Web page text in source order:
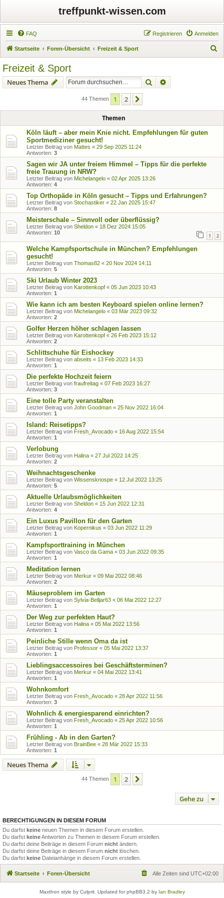
treffpunkt-wissen.com
FAQ Anmelden
Registrieren
Startseite Foren-Übersicht Freizeit & Sport
Freizeit & Sport
Neues Thema Suche
44 Themen 1 2
Themen
Köln läuft – aber mein Knie nicht. Empfehlungen für guten
Sportmediziner gesucht!
Letzter Beitrag von Mattes « 29 Sep 2025 11:24
Antworten: 3
Sagen wir JA unter freiem Himmel – Tipps für die perfekte
freie Trauung in NRW?
Letzter Beitrag von Michelangelo « 02 Apr 2025 13:26
Antworten: 4
Top Orthopäde in Köln gesucht – Tipps und Erfahrungen?
Letzter Beitrag von Stochastiker « 22 Jan 2025 15:47
Antworten: 8
Meisterschale – Sinnvoll oder überflüssig?
Letzter Beitrag von Sheldon « 18 Dez 2024 15:05
Antworten: 10 1 2
Welche Kampfsportschule in München? Empfehlungen
gesucht!
Letzter Beitrag von Thomas82 « 20 Nov 2024 14:11
Antworten: 5
Ski Urlaub Winter 2023
Letzter Beitrag von Karottenkopf « 05 Jun 2023 10:43
Antworten: 1
Wie kann ich am besten Keyboard spielen online lernen?
Letzter Beitrag von Michelangelo « 03 Mär 2023 09:32
Antworten: 2
Golfer Herzen höher schlagen lassen
Letzter Beitrag von Karottenkopf « 26 Feb 2023 15:12
Antworten: 2
Schlittschuhe für Eishockey
Letzter Beitrag von abseits « 13 Feb 2023 14:33
Antworten: 1
Die perfekte Hochzeit feiern
Letzter Beitrag von fraufreitag « 07 Feb 2023 16:27
Antworten: 3
Eine tolle Party veranstalten
Letzter Beitrag von John Goodman « 25 Nov 2022 16:04
Antworten: 1
Island: Reisetipps?
Letzter Beitrag von Fresh_Avocado « 16 Aug 2022 15:54
Antworten: 1
Verlobung
Letzter Beitrag von Halina « 27 Jul 2022 14:25
Antworten: 2
Weihnachtsgeschenke
Letzter Beitrag von Wissensknospe « 12 Jul 2022 13:25
Antworten: 5
Aktuelle Urlaubsmöglichkeiten
Letzter Beitrag von Sheldon « 15 Jun 2022 12:31
Antworten: 4
Ein Luxus Pavillon für den Garten
Letzter Beitrag von Kopernikus « 03 Jun 2022 11:29
Antworten: 1
Kampfsporttraining in München
Letzter Beitrag von Vasco da Gama « 03 Jun 2022 09:35
Antworten: 1
Meditation lernen
Letzter Beitrag von Merkur « 09 Mai 2022 08:46
Antworten: 2
Mäuseproblem im Garten
Letzter Beitrag von Sylvia-Belljar63 « 06 Mai 2022 12:27
Antworten: 1
Der Weg zur perfekten Haut?
Letzter Beitrag von Halina « 05 Mai 2022 13:56
Antworten: 1
Peinliche Stille wenn Oma da ist
Letzter Beitrag von Professor « 05 Mai 2022 13:37
Antworten: 1
Lieblingsaccessoires bei Geschäftsterminen?
Letzter Beitrag von Merkur « 04 Mai 2022 13:41
Antworten: 1
Wohnkomfort
Letzter Beitrag von Fresh_Avocado « 28 Apr 2022 11:56
Antworten: 3
Wohnlich & energiesparend einrichten?
Letzter Beitrag von Fresh_Avocado « 25 Apr 2022 10:56
Antworten: 1
Frühling - Ab in den Garten?
Letzter Beitrag von BrainBee « 28 Mär 2022 15:33
Antworten: 1
Neues Thema
44 Themen 1 2
Gehe zu
BERECHTIGUNGEN IN DIESEM FORUM
Du darfst keine neuen Themen in diesem Forum erstellen.
Du darfst keineAntworten zu Themen in diesem Forum erstellen.
Du darfst deine Beiträge in diesem Forum nicht ändern.
Du darfst deine Beiträge in diesem Forum nicht löschen.
Du darfst keine Dateianhänge in diesem Forum erstellen.
Startseite Foren-Übersicht Alle Zeiten sind UTC+02:00
Maxthon style by Culprit. Updated for phpBB3.2 by Ian Bradley